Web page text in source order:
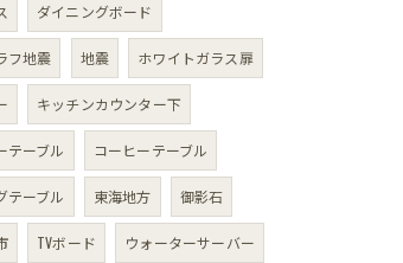
ダイニングボード
フ地震 地震 ホワイトガラス扉
キッチンカウンター下
テーブル コーヒーテーブル
テーブル 東海地方 御影石
TVボード ウォーターサーバー